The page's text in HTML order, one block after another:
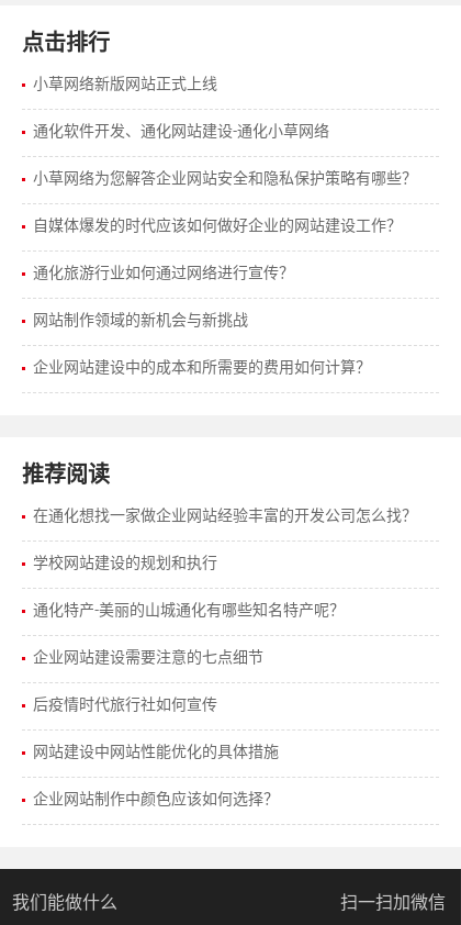
点击排行
小草网络新版网站正式上线
通化软件开发、通化网站建设-通化小草网络
小草网络为您解答企业网站安全和隐私保护策略有哪些？
自媒体爆发的时代应该如何做好企业的网站建设工作？
通化旅游行业如何通过网络进行宣传？
网站制作领域的新机会与新挑战
企业网站建设中的成本和所需要的费用如何计算？
推荐阅读
在通化想找一家做企业网站经验丰富的开发公司怎么找？
学校网站建设的规划和执行
通化特产-美丽的山城通化有哪些知名特产呢？
企业网站建设需要注意的七点细节
后疫情时代旅行社如何宣传
网站建设中网站性能优化的具体措施
企业网站制作中颜色应该如何选择？
我们能做什么 扫一扫加微信